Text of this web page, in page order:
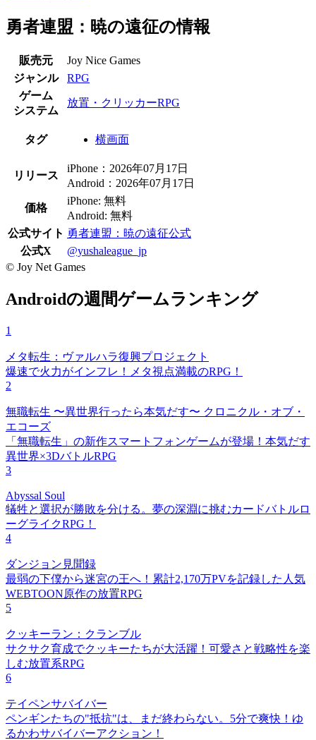
勇者連盟：暁の遠征の情報
販売元
Joy Nice Games
ジャンル
RPG
ゲーム
システム
放置・クリッカーRPG
タグ 横画面
リリース
iPhone：2026年07月17日
Android：2026年07月17日
価格
iPhone: 無料
Android: 無料
公式サイト 勇者連盟：暁の遠征公式
公式X
@yushaleague_jp
© Joy Net Games
Androidの週間ゲームランキング
1
メタ転生：ヴァルハラ復興プロジェクト
爆速で火力がインフレ！メタ視点満載のRPG！
2
無職転生 〜異世界行ったら本気だす〜 クロニクル・オブ・
エコーズ
「無職転生」の新作スマートフォンゲームが登場！本気だす
異世界×3DバトルRPG
3
Abyssal Soul
犠牲と選択が勝敗を分ける。夢の深淵に挑むカードバトルロ
ーグライクRPG！
4
ダンジョン見聞録
最弱の下僕から迷宮の王へ！累計2,170万PVを記録した人気
WEBTOON原作の放置RPG
5
クッキーラン：クランブル
サクサク育成でクッキーたちが大活躍！可愛さと戦略性を楽
しむ放置系RPG
6
テイペンサバイバー
ペンギンたちの"抵抗"は、まだ終わらない。5分で爽快！ゆ
るかわサバイバーアクション！